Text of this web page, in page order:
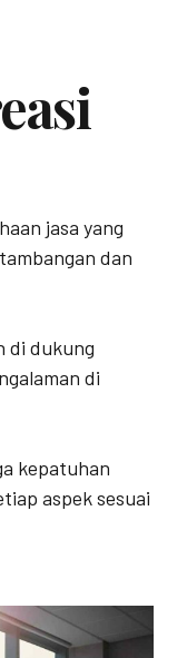
jasa yang
dan
di dukung
di
kepatuhan
aspek sesuai